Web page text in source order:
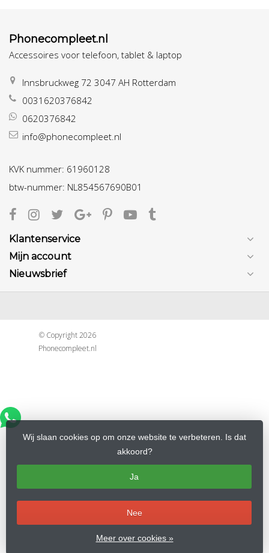
Phonecompleet.nl
Accessoires voor telefoon, tablet & laptop
Innsbruckweg 72 3047 AH Rotterdam
0031620376842
0620376842
info@phonecompleet.nl
KVK nummer: 61960128
btw-nummer: NL854567690B01
Klantenservice
Mijn account
Nieuwsbrief
Wij slaan cookies op om onze website te verbeteren. Is dat
akkoord?
Ja
Nee
Meer over cookies »
© Copyright 2026
Phonecompleet.nl